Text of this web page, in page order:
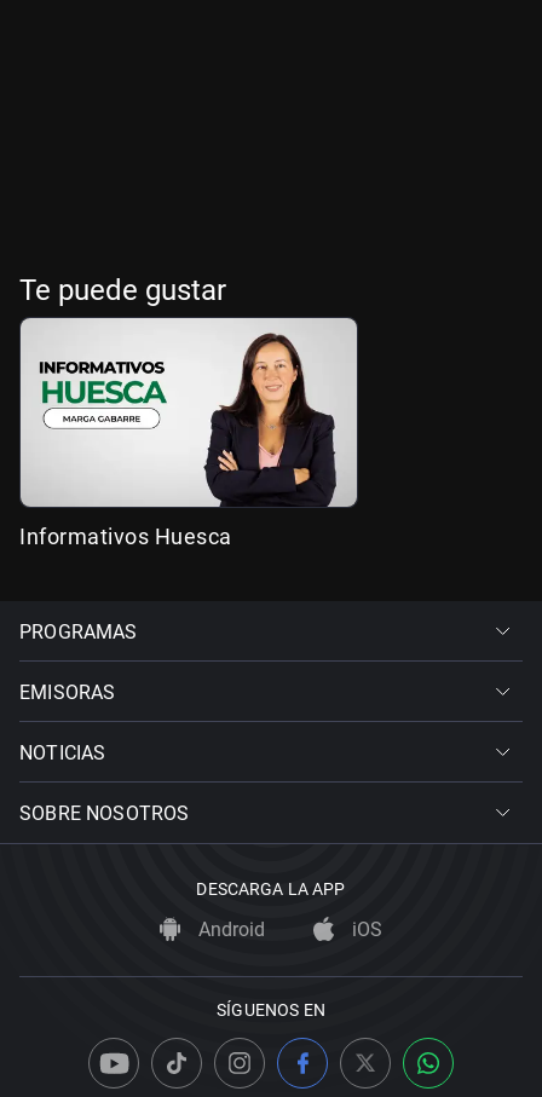
Te puede gustar
Informativos Huesca
PROGRAMAS
EMISORAS
NOTICIAS
SOBRE NOSOTROS
DESCARGA LA APP
Android iOS
SÍGUENOS EN